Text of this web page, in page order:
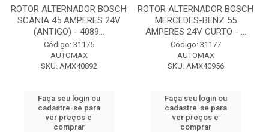
ROTOR ALTERNADOR BOSCH
SCANIA 45 AMPERES 24V
(ANTIGO) - 4089...
Código: 31175
AUTOMAX
SKU: AMX40892
Faça seu login ou
cadastre-se para
ver preços e
comprar
ROTOR ALTERNADOR BOSCH
MERCEDES-BENZ 55
AMPERES 24V CURTO - ...
Código: 31177
AUTOMAX
SKU: AMX40956
Faça seu login ou
cadastre-se para
ver preços e
comprar